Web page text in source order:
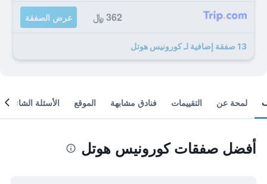
362 ﷼ عرض الصفقة
13 صفقة إضافية لـ كورونيس هوتل
لمحة عن التقييمات فنادق مشابهة الموقع الأسئلة الشائعة
أفضل صفقات كورونيس هوتل